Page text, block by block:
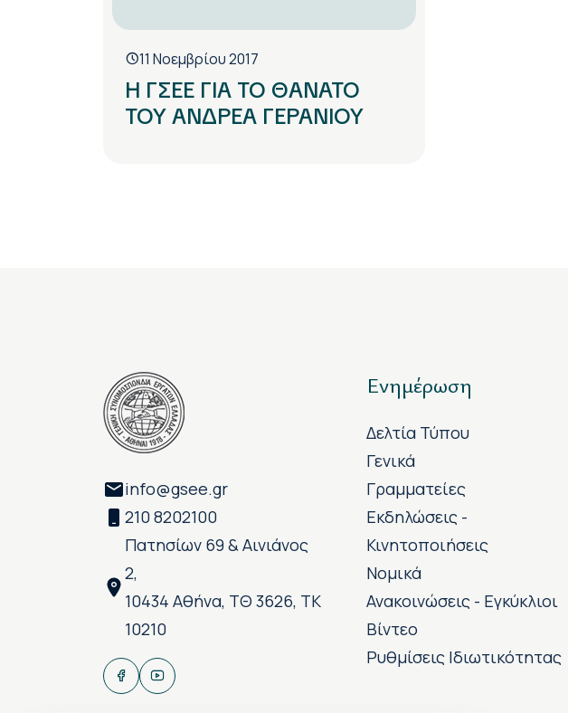
11 Νοεμβρίου 2017
Η ΓΣΕΕ ΓΙΑ ΤΟ ΘΑΝΑΤΟ
ΤΟΥ ΑΝΔΡΕΑ ΓΕΡΑΝΙΟΥ
info@gsee.gr
210 8202100
Πατησίων 69 & Αινιάνος
2,
10434 Αθήνα, ΤΘ 3626, ΤΚ
10210
Ενημέρωση
Δελτία Τύπου
Γενικά
Γραμματείες
Εκδηλώσεις -
Κινητοποιήσεις
Νομικά
Ανακοινώσεις - Εγκύκλιοι
Βίντεο
Ρυθμίσεις Ιδιωτικότητας